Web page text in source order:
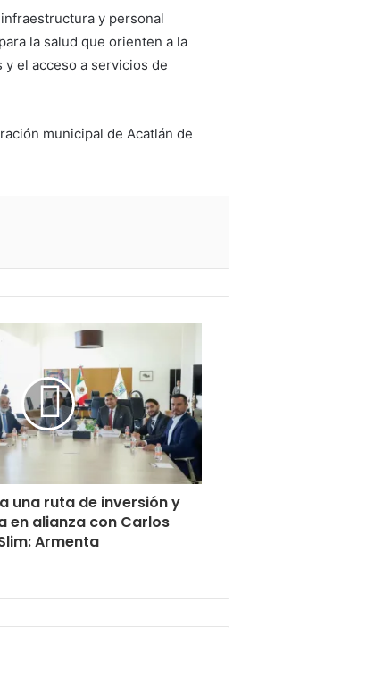
y personal
la salud que orienten a la
el acceso a servicios de
municipal de Acatlán de
una ruta de inversión y
en alianza con Carlos
Armenta